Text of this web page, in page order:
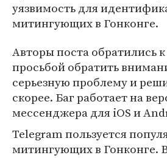
уязвимость для
митингующих в Гонконге.
Авторы поста обратились
просьбой обратить
серьезную проблему и
скорее. Баг работает на
мессенджера для iOS и
Telegram пользуется
митингующих в Гонконге.